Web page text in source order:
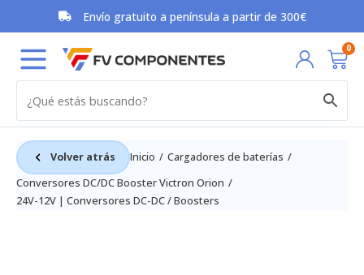
Envío gratuito a península a partir de 300€
0
Volver atrás Inicio
Cargadores de baterías
Conversores DC/DC Booster Victron Orion
24V-12V | Conversores DC-DC / Boosters